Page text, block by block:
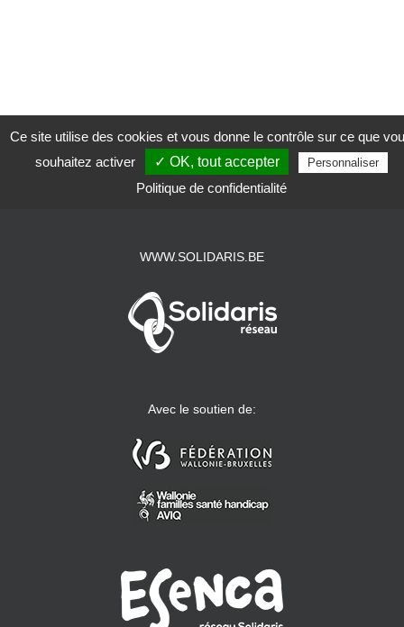
WWW.SOLIDARIS.BE
Avec le soutien de:
Ce site utilise des cookies et vous donne le contrôle sur ce que
souhaitez activer
✓ OK, tout accepter Personnaliser
Politique de confidentialité